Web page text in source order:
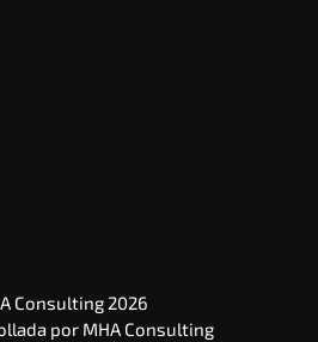
Consulting 2026
por MHA Consulting